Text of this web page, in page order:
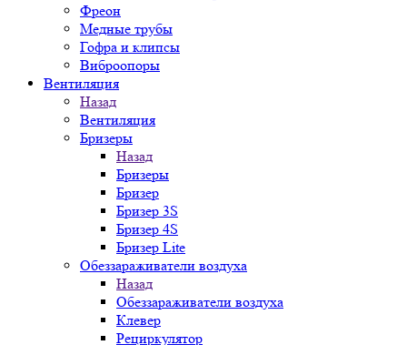
Фреон
Медные трубы
Гофра и клипсы
Виброопоры
Вентиляция
Назад
Вентиляция
Бризеры
Назад
Бризеры
Бризер
Бризер 3S
Бризер 4S
Бризер Lite
Обеззараживатели воздуха
Назад
Обеззараживатели воздуха
Клевер
Рециркулятор